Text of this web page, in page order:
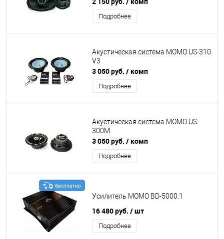
Подробнее
Акустическая система MOMO US-310
V3
3 050 руб. / комп
Подробнее
Акустическая система MOMO US-
300M
3 050 руб. / комп
Подробнее
Усилитель MOMO BD-5000.1
16 480 руб. / шт
Подробнее